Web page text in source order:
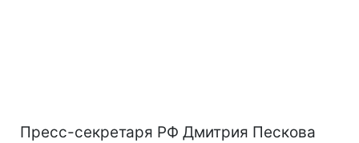
Пресс-секретаря РФ Дмитрия Пескова